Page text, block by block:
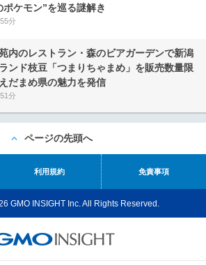
ポケモン”を巡る謎解き
分
内のレストラン・森のビアガーデンで新潟
ンド枝豆「つまりちゃまめ」を販売数量限
だまめ県の魅力を発信
分
ページの先頭へ
利用規約 免責事項
GMO INSIGHT Inc. All Rights Reserved.